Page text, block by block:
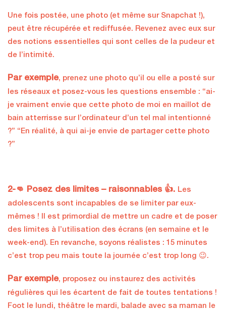
Une fois postée, une photo (et même sur Snapchat !),
peut être récupérée et rediffusée. Revenez avec eux sur
des notions essentielles qui sont celles de la pudeur et
de l’intimité.
Par exemple, prenez une photo qu’il ou elle a posté sur
les réseaux et posez-vous les questions ensemble : “ai-
je vraiment envie que cette photo de moi en maillot de
bain atterrisse sur l’ordinateur d’un tel mal intentionné
?” “En réalité, à qui ai-je envie de partager cette photo
?”
2-👊 Posez des limites – raisonnables 👍. Les
adolescents sont incapables de se limiter par eux-
mêmes ! Il est primordial de mettre un cadre et de poser
des limites à l’utilisation des écrans (en semaine et le
week-end). En revanche, soyons réalistes : 15 minutes
c’est trop peu mais toute la journée c’est trop long 😉.
Par exemple, proposez ou instaurez des activités
régulières qui les écartent de fait de toutes tentations !
Foot le lundi, théâtre le mardi, balade avec sa maman le